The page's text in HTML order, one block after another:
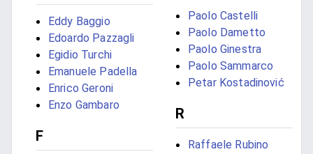
Eddy Baggio
Edoardo Pazzagli
Egidio Turchi
Emanuele Padella
Enrico Geroni
Enzo Gambaro
F
Paolo Castelli
Paolo Dametto
Paolo Ginestra
Paolo Sammarco
Petar Kostadinović
R
Raffaele Rubino